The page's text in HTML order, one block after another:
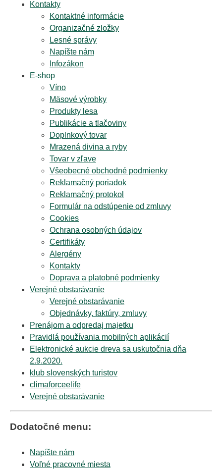
Kontakty
Kontaktné informácie
Organizačné zložky
Lesné správy
Napíšte nám
Infozákon
E-shop
Víno
Mäsové výrobky
Produkty lesa
Publikácie a tlačoviny
Doplnkový tovar
Mrazená divina a ryby
Tovar v zľave
Všeobecné obchodné podmienky
Reklamačný poriadok
Reklamačný protokol
Formulár na odstúpenie od zmluvy
Cookies
Ochrana osobných údajov
Certifikáty
Alergény
Kontakty
Doprava a platobné podmienky
Verejné obstarávanie
Verejné obstarávanie
Objednávky, faktúry, zmluvy
Prenájom a odpredaj majetku
Pravidlá používania mobilných aplikácií
Elektronické aukcie dreva sa uskutočnia dňa
2.9.2020.
klub slovenských turistov
climaforceelife
Verejné obstarávanie
Dodatočné menu:
Napíšte nám
Voľné pracovné miesta